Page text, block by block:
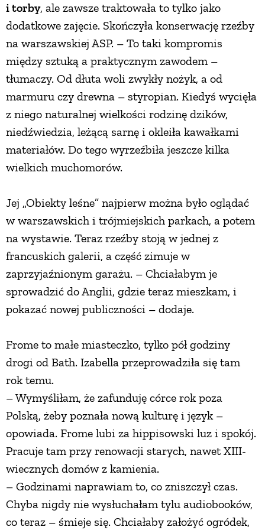
i torby, ale zawsze traktowała to tylko jako
dodatkowe zajęcie. Skończyła konserwację rzeźby
na warszawskiej ASP. – To taki kompromis
między sztuką a praktycznym zawodem –
tłumaczy. Od dłuta woli zwykły nożyk, a od
marmuru czy drewna – styropian. Kiedyś wycięła
z niego naturalnej wielkości rodzinę dzików,
niedźwiedzia, leżącą sarnę i okleiła kawałkami
materiałów. Do tego wyrzeźbiła jeszcze kilka
wielkich muchomorów.
Jej „Obiekty leśne” najpierw można było oglądać
w warszawskich i trójmiejskich parkach, a potem
na wystawie. Teraz rzeźby stoją w jednej z
francuskich galerii, a część zimuje w
zaprzyjaźnionym garażu. – Chciałabym je
sprowadzić do Anglii, gdzie teraz mieszkam, i
pokazać nowej publiczności – dodaje.
Frome to małe miasteczko, tylko pół godziny
drogi od Bath. Izabella przeprowadziła się tam
rok temu.
– Wymyśliłam, że zafunduję córce rok poza
Polską, żeby poznała nową kulturę i język –
opowiada. Frome lubi za hippisowski luz i spokój.
Pracuje tam przy renowacji starych, nawet XIII-
wiecznych domów z kamienia.
– Godzinami naprawiam to, co zniszczył czas.
Chyba nigdy nie wysłuchałam tylu audiobooków,
co teraz – śmieje się. Chciałaby założyć ogródek,